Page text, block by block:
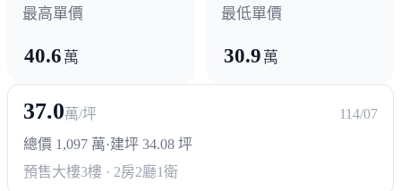
最高單價
40.6 萬
最低單價
30.9 萬
37.0萬/坪
114/07
總價 1,097 萬·建坪 34.08 坪
預售大樓3樓 · 2房2廳1衛